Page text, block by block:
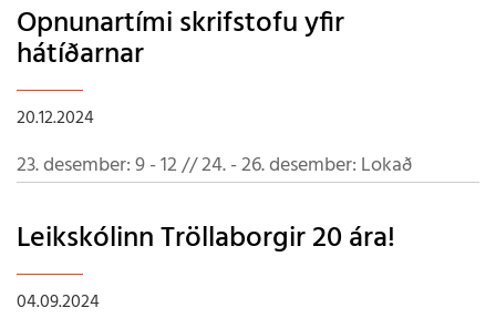
Opnunartími skrifstofu yfir
hátíðarnar
20.12.2024
23. desember: 9 - 12 // 24. - 26. desember: Lokað
Leikskólinn Tröllaborgir 20 ára!
04.09.2024